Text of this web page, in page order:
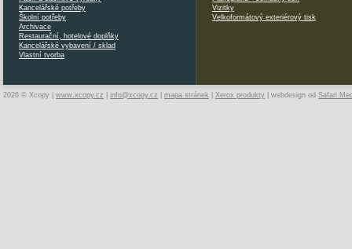
Kancelářské potřeby
Školní potřeby
Archivace
Restaurační, hotelové doplňky
Kancelářské vybavení / sklad
Vlastní tvorba
Vizitky
Velkoformátový exteriérový tisk
2026 © Xcopy | www.xcopy.cz info@xcopy.cz mapa stránek Xerox produkty | webdesign od Safari